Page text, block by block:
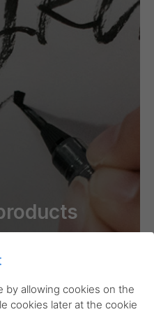
by allowing cookies on the
cookies later at the cookie